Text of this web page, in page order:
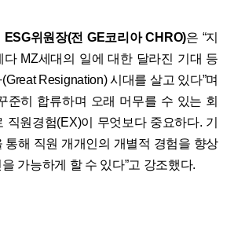
위원장(전 GE코리아 CHRO)은 “지
다 MZ세대의 일에 대한 달라진 기대 등
Resignation) 시대를 살고 있다”며
준히 합류하며 오래 머무를 수 있는 회
직원경험(EX)이 무엇보다 중요하다. 기
통해 직원 개개인의 개별적 경험을 향상
가능하게 할 수 있다”고 강조했다.